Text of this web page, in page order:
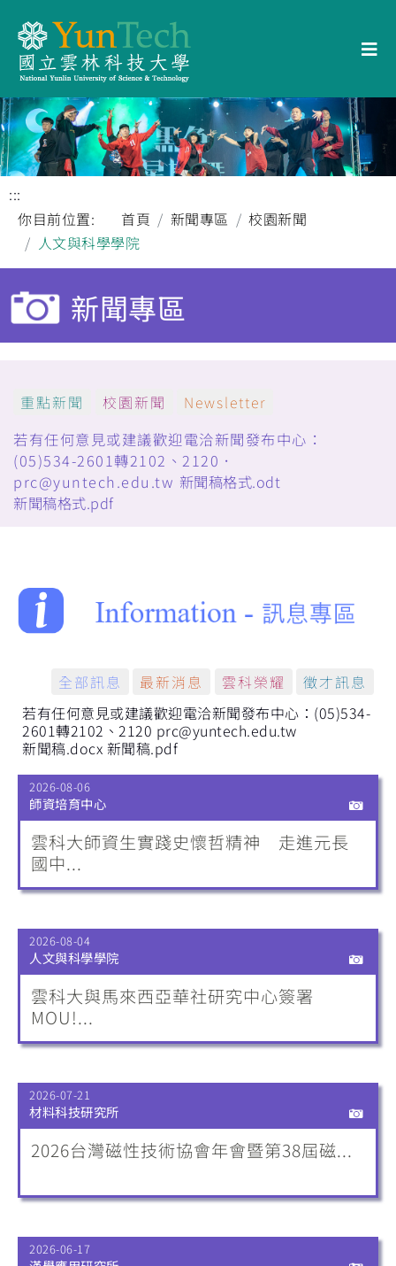
:::
你目前位置:
首頁 新聞專區
校園新聞
人文與科學學院
新聞專區
重點新聞 校園新聞
Newsletter
若有任何意見或建議歡迎電洽新聞發布中心：
(05)534-2601轉2102、2120．
prc@yuntech.edu.tw 新聞稿格式.odt
新聞稿格式.pdf
全部訊息 最新消息 雲科榮耀
徵才訊息
若有任何意見或建議歡迎電洽新聞發布中心：(05)534-
2601轉2102、2120 prc@yuntech.edu.tw
新聞稿.docx 新聞稿.pdf
2026-08-06
師資培育中心
雲科大師資生實踐史懷哲精神 走進元長
國中...
2026-08-04
人文與科學學院
雲科大與馬來西亞華社研究中心簽署
MOU!...
2026-07-21
材料科技研究所
2026台灣磁性技術協會年會暨第38屆磁...
2026-06-17